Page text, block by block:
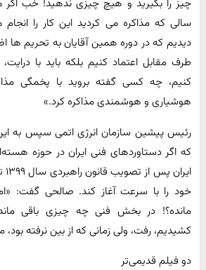
سالی که مذاکره می کردید این کار را
دیدیم که در دوره همین آقایان به تحریم ها
طرف مقابل اعتماد کنیم بلکه باید با
کنیم، چه کسی گفته بروید با پخمگی
هوشیاری و هوشمندی مذاکره کرد.»
رئیس پیشین سازمان انرژی اتمی سپس به
که اگر دستاوردهای فنی ایران در حوزه
خود را با سرعت آغاز کند. صالحی گفت:
مانده؟! در بخش فنی چه چیزی باقی
کشیدیم، رفت، ولی زمانی که از بین نرفته بود،
دو فیلم قدیمی‌تر